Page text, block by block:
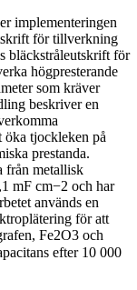
implementeringen
för tillverkning
bläckstråleutskrift för
högpresterande
som kräver
beskriver en
öka tjockleken på
prestanda.
från metallisk
mF cm−2 och har
används en
för att
Fe2O3 och
efter 10 000